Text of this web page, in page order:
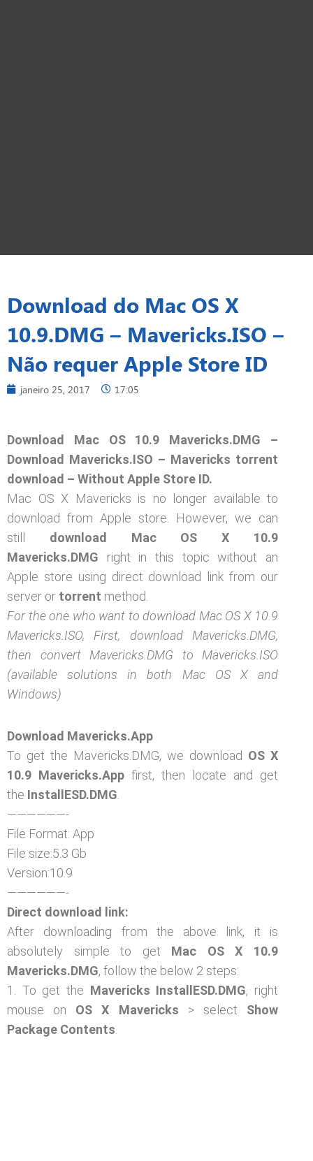
Download do Mac OS X
10.9.DMG – Mavericks.ISO –
Não requer Apple Store ID
janeiro 25, 2017 17:05
Download Mac OS 10.9 Mavericks.DMG –
Download Mavericks.ISO – Mavericks torrent
download – Without Apple Store ID.
Mac OS X Mavericks is no longer available to
download from Apple store. However, we can
still download Mac OS X 10.9
Mavericks.DMG right in this topic without an
Apple store using direct download link from our
server or torrent method.
For the one who want to download Mac OS X 10.9
Mavericks.ISO, First, download Mavericks.DMG,
then convert Mavericks.DMG to Mavericks.ISO
(available solutions in both Mac OS X and
Windows)
Download Mavericks.App
To get the Mavericks.DMG, we download OS X
10.9 Mavericks.App first, then locate and get
the InstallESD.DMG
——————-
File Format: App
File size:5.3 Gb
Version:10.9
——————-
Direct download link:
After downloading from the above link, it is
absolutely simple to get Mac OS X 10.9
Mavericks.DMG, follow the below 2 steps:
1. To get the Mavericks InstallESD.DMG, right
mouse on OS X Mavericks > select Show
Package Contents